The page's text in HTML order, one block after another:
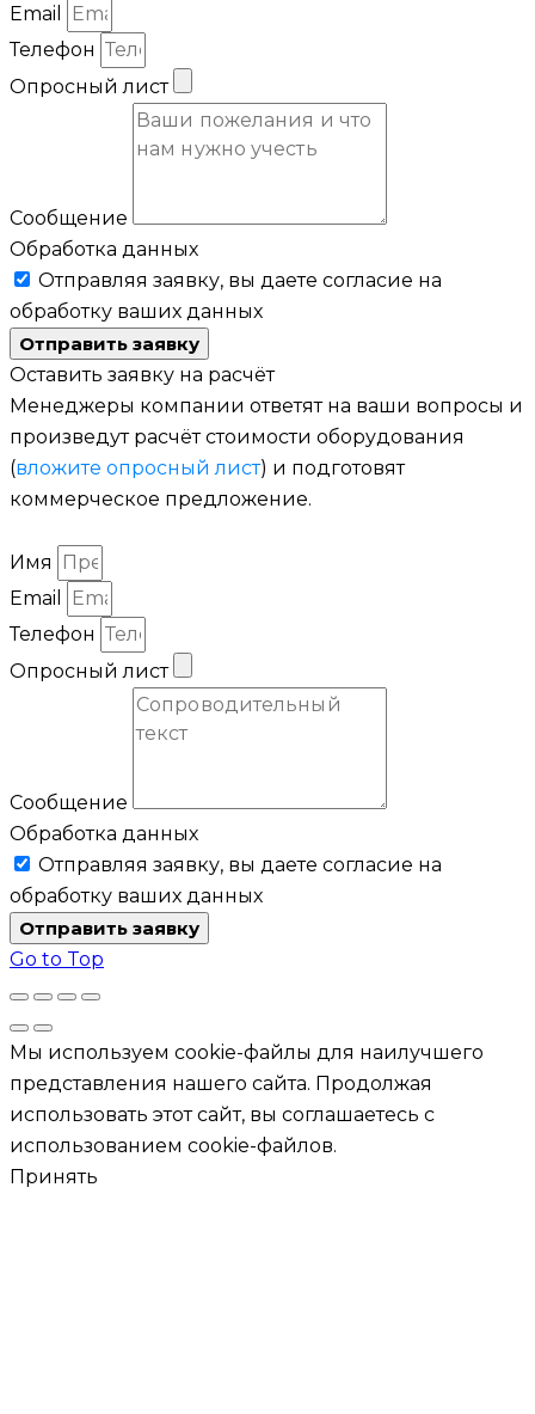
Email
Телефон
Опросный лист
Сообщение
Обработка данных
Отправляя заявку, вы даете согласие на
обработку ваших данных
Отправить заявку
Оставить заявку на расчёт
Менеджеры компании ответят на ваши вопросы и
произведут расчёт стоимости оборудования
(вложите опросный лист) и подготовят
коммерческое предложение.
Имя
Email
Телефон
Опросный лист
Сообщение
Обработка данных
Отправляя заявку, вы даете согласие на
обработку ваших данных
Отправить заявку
Go to Top
Мы используем cookie-файлы для наилучшего
представления нашего сайта. Продолжая
использовать этот сайт, вы соглашаетесь с
использованием cookie-файлов.
Принять